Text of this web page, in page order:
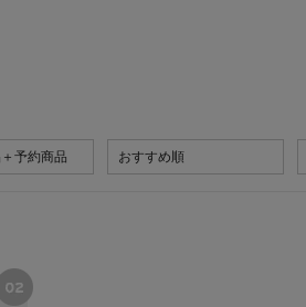
予約商品 おすすめ順